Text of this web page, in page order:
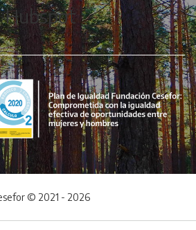
Hubspot
© 2021 - 2026